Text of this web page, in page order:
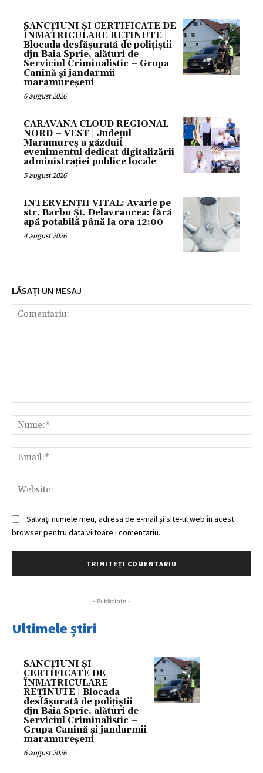
SANCȚIUNI ȘI CERTIFICATE DE
ÎNMATRICULARE REȚINUTE |
Blocada desfășurată de polițiștii
djn Baia Sprie, alături de
Serviciul Criminalistic – Grupa
Canină și jandarmii
maramureșeni
6 august 2026
CARAVANA CLOUD REGIONAL
NORD – VEST | Județul
Maramureș a găzduit
evenimentul dedicat digitalizării
administrației publice locale
5 august 2026
INTERVENȚII VITAL: Avarie pe
str. Barbu Șt. Delavrancea: fără
apă potabilă până la ora 12:00
4 august 2026
LĂSAȚI UN MESAJ
Salvați numele meu, adresa de e-mail și site-ul web în acest
browser pentru data viitoare i comentariu.
- Publicitate -
Ultimele știri
SANCȚIUNI ȘI
CERTIFICATE DE
ÎNMATRICULARE
REȚINUTE | Blocada
desfășurată de polițiștii
djn Baia Sprie, alături de
Serviciul Criminalistic –
Grupa Canină și jandarmii
maramureșeni
6 august 2026